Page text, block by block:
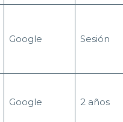
Google Sesión
Google 2 años